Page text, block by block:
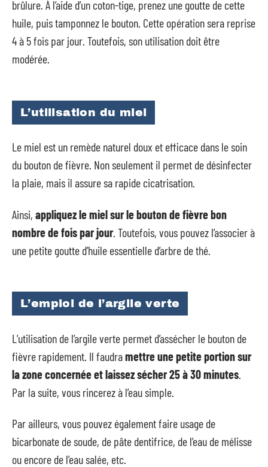
brûlure. À l’aide d’un coton-tige, prenez une goutte de cette
huile, puis tamponnez le bouton. Cette opération sera reprise
4 à 5 fois par jour. Toutefois, son utilisation doit être
modérée.
L’utilisation du miel
Le miel est un remède naturel doux et efficace dans le soin
du bouton de fièvre. Non seulement il permet de désinfecter
la plaie, mais il assure sa rapide cicatrisation.
Ainsi, appliquez le miel sur le bouton de fièvre bon
nombre de fois par jour. Toutefois, vous pouvez l’associer à
une petite goutte d’huile essentielle d’arbre de thé.
L’emploi de l’argile verte
L’utilisation de l’argile verte permet d’assécher le bouton de
fièvre rapidement. Il faudramettre une petite portion sur
la zone concernée et laissez sécher 25 à 30 minutes
Par la suite, vous rincerez à l’eau simple.
Par ailleurs, vous pouvez également faire usage de
bicarbonate de soude, de pâte dentifrice, de l’eau de mélisse
ou encore de l’eau salée, etc.